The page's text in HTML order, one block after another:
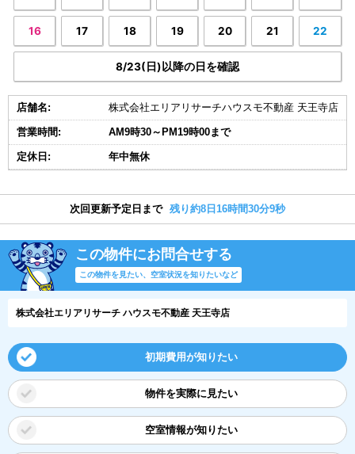
16 17 18 19 20 21 22
8/23(日)以降の日を確認
店舗名: 株式会社エリアリサーチハウスモ不動産 天王寺店
営業時間: AM9時30～PM19時00まで
定休日: 年中無休
次回更新予定日まで 残り約8日16時間30分8秒
この物件にお問合せする
この物件を見たい、空室状況を知りたいなど
株式会社エリアリサーチ ハウスモ不動産 天王寺店
初期費用が知りたい
物件を実際に見たい
空室情報が知りたい